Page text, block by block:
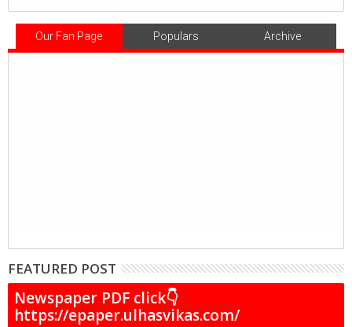
Our Fan Page Populars Archive
FEATURED POST
Newspaper PDF click👇
https://epaper.ulhasvikas.com/